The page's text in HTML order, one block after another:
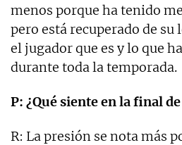
menos porque ha tenido
pero está recuperado de su
el jugador que es y lo que
durante toda la temporada.
P: ¿Qué siente en la final
R: La presión se nota más